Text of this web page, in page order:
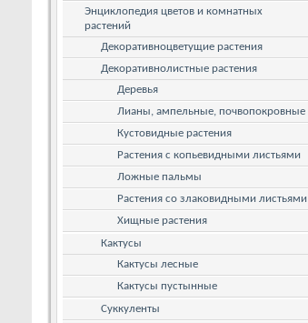
Энциклопедия цветов и комнатных
растений
Декоративноцветущие растения
Декоративнолистные растения
Деревья
Лианы, ампельные, почвопокровные
Кустовидные растения
Растения с копьевидными листьями
Ложные пальмы
Растения со злаковидными листьями
Хищные растения
Кактусы
Кактусы лесные
Кактусы пустынные
Суккуленты